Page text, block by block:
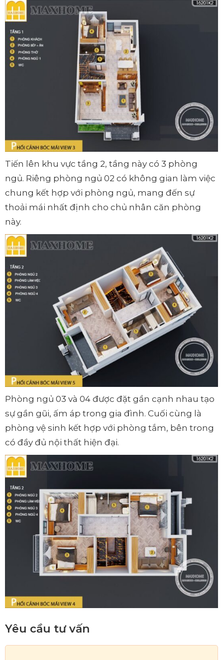
Tiến lên khu vực tầng 2, tầng này có 3 phòng
ngủ. Riêng phòng ngủ 02 có không gian làm việc
chung kết hợp với phòng ngủ, mang đến sự
thoải mái nhất định cho chủ nhân căn phòng
này.
Phòng ngủ 03 và 04 được đặt gần cạnh nhau tạo
sự gần gũi, ấm áp trong gia đình. Cuối cùng là
phòng vệ sinh kết hợp với phòng tắm, bên trong
có đầy đủ nội thất hiện đại.
Yêu cầu tư vấn